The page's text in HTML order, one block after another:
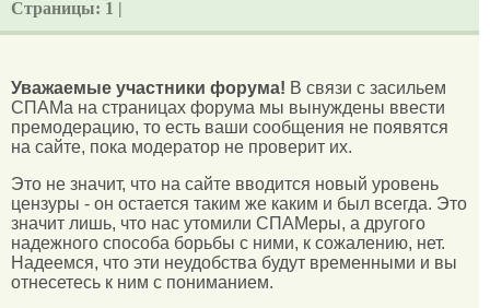
Страницы: 1 |
Уважаемые участники форума! В связи с засильем
СПАМа на страницах форума мы вынуждены ввести
премодерацию, то есть ваши сообщения не появятся
на сайте, пока модератор не проверит их.
Это не значит, что на сайте вводится новый уровень
цензуры - он остается таким же каким и был всегда. Это
значит лишь, что нас утомили СПАМеры, а другого
надежного способа борьбы с ними, к сожалению, нет.
Надеемся, что эти неудобства будут временными и вы
отнесетесь к ним с пониманием.